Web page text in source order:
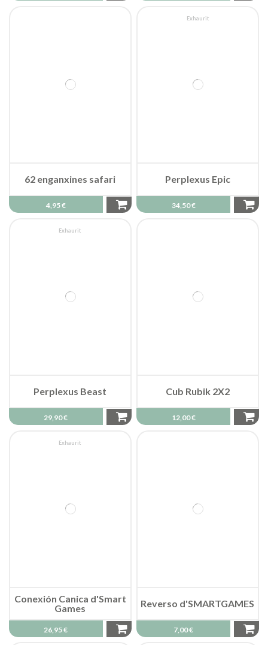
62 enganxines safari
4,95 €
Exhaurit
Perplexus Epic
34,50 €
Exhaurit
Perplexus Beast
29,90 €
Cub Rubik 2X2
12,00 €
Exhaurit
Conexión Canica d'Smart
Games
26,95 €
Reverso d'SMARTGAMES
7,00 €